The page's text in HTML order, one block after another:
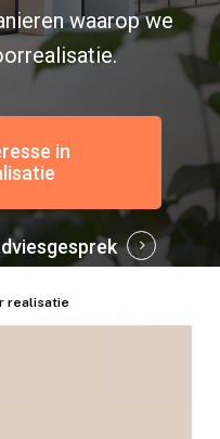
waarop we
in
realisatie